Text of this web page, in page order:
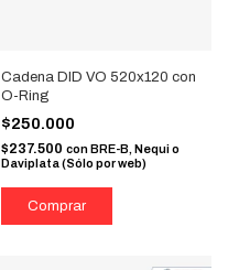
Cadena DID VO 520x120 con
O-Ring
$250.000
$237.500 con BRE-B, Nequi o
Daviplata (Sólo por web)